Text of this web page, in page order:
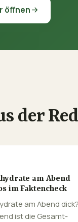
öffnen
der
am Abend
im Faktencheck
am Abend dick?
ist die Gesamt-